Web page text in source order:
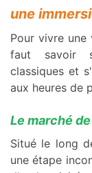
une
Pour vivre une
faut savoir
classiques et
aux heures de
Le marché
Situé le long
une étape